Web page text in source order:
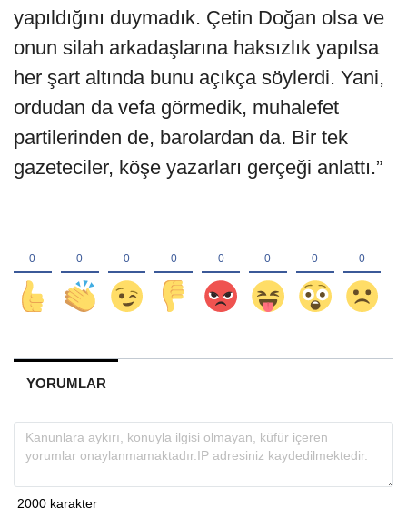
yapıldığını duymadık. Çetin Doğan olsa ve
onun silah arkadaşlarına haksızlık yapılsa
her şart altında bunu açıkça söylerdi. Yani,
ordudan da vefa görmedik, muhalefet
partilerinden de, barolardan da. Bir tek
gazeteciler, köşe yazarları gerçeği anlattı.”
YORUMLAR